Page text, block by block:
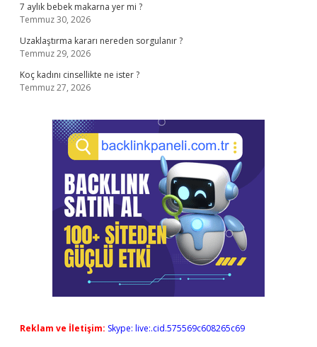
7 aylık bebek makarna yer mi ?
Temmuz 30, 2026
Uzaklaştırma kararı nereden sorgulanır ?
Temmuz 29, 2026
Koç kadını cinsellikte ne ister ?
Temmuz 27, 2026
Reklam ve İletişim: Skype: live:.cid.575569c608265c69